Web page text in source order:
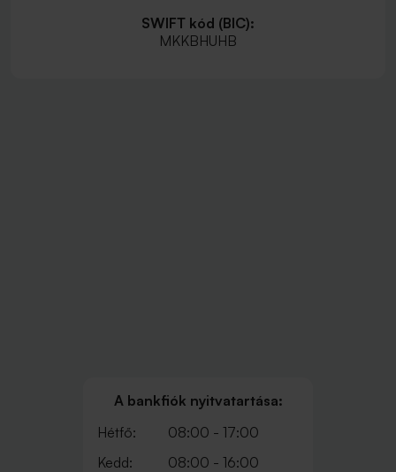
SWIFT kód (BIC):
MKKBHUHB
A bankfiók nyitvatartása:
Hétfő:
08:00 - 17:00
Kedd:
08:00 - 16:00